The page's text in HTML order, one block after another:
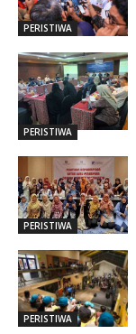
PERISTIWA
PERISTIWA
PERISTIWA
PERISTIWA